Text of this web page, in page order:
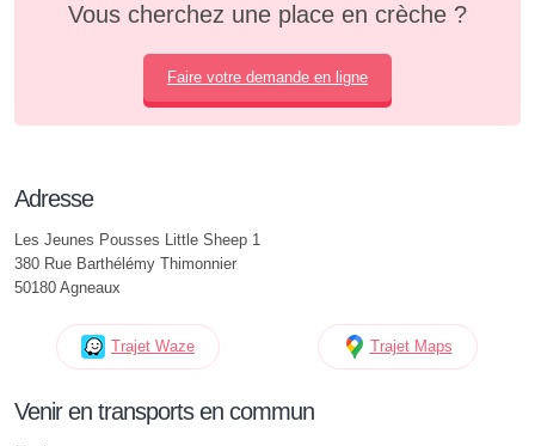
Vous cherchez une place en crèche ?
Faire votre demande en ligne
Adresse
Les Jeunes Pousses Little Sheep 1
380 Rue Barthélémy Thimonnier
50180 Agneaux
Trajet Waze Trajet Maps
Venir en transports en commun